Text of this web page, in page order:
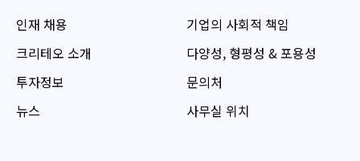
인재 채용
크리테오 소개
투자정보
뉴스
기업의 사회적 책임
다양성, 형평성 & 포용성
문의처
사무실 위치